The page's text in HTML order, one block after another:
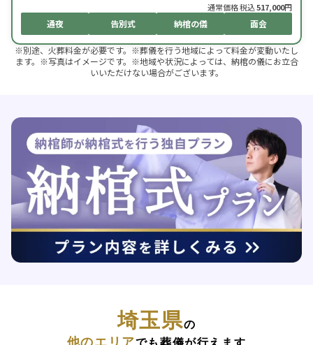
通常価格 税込517,000円
通夜 告別式 納棺の儀 面会
※別途、火葬料金が必要です。※葬儀を行う地域によって料金が変動いたし
ます。※写真はイメージです。※地域や状況によっては、納棺の儀にお立合
いいただけない場合がございます。
埼玉県の
他のエリアでも葬儀が行えます